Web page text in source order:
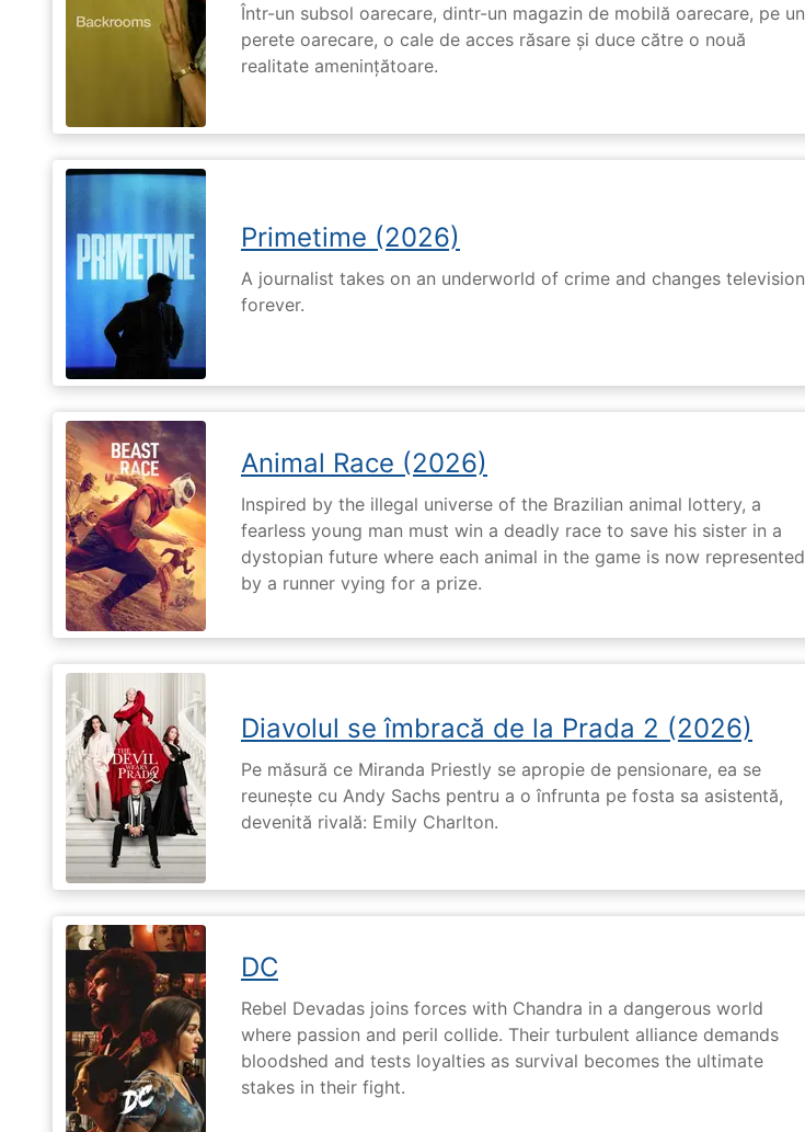
Într-un subsol oarecare, dintr-un magazin de mobilă oarecare, pe un
perete oarecare, o cale de acces răsare și duce către o nouă
realitate amenințătoare.
Primetime (2026)
A journalist takes on an underworld of crime and changes television
forever.
Animal Race (2026)
Inspired by the illegal universe of the Brazilian animal lottery, a
fearless young man must win a deadly race to save his sister in a
dystopian future where each animal in the game is now represented
by a runner vying for a prize.
Diavolul se îmbracă de la Prada 2 (2026)
Pe măsură ce Miranda Priestly se apropie de pensionare, ea se
reunește cu Andy Sachs pentru a o înfrunta pe fosta sa asistentă,
devenită rivală: Emily Charlton.
DC
Rebel Devadas joins forces with Chandra in a dangerous world
where passion and peril collide. Their turbulent alliance demands
bloodshed and tests loyalties as survival becomes the ultimate
stakes in their fight.